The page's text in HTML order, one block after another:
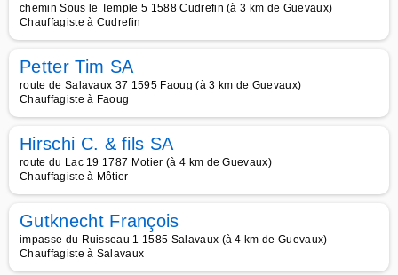
chemin Sous le Temple 5 1588 Cudrefin (à 3 km de Guevaux)
Chauffagiste à Cudrefin
Petter Tim SA
route de Salavaux 37 1595 Faoug (à 3 km de Guevaux)
Chauffagiste à Faoug
Hirschi C. & fils SA
route du Lac 19 1787 Motier (à 4 km de Guevaux)
Chauffagiste à Môtier
Gutknecht François
impasse du Ruisseau 1 1585 Salavaux (à 4 km de Guevaux)
Chauffagiste à Salavaux